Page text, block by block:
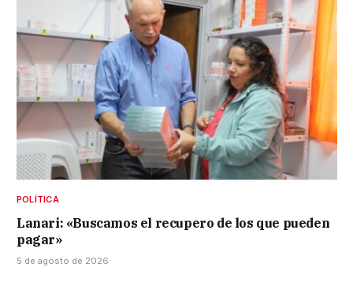
POLÍTICA
Lanari: «Buscamos el recupero de los que pueden
pagar»
5 de agosto de 2026